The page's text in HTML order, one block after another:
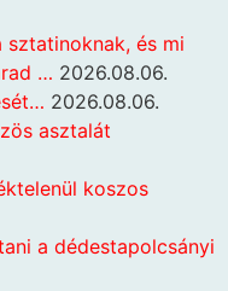
és mi
… 2026.08.06.
2026.08.06.
asztalát
koszos
a dédestapolcsányi